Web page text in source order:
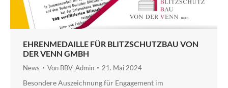
EHRENMEDAILLE FÜR BLITZSCHUTZBAU VON
DER VENN GMBH
News Von BBV_Admin 21. Mai 2024
Besondere Auszeichnung für Engagement im